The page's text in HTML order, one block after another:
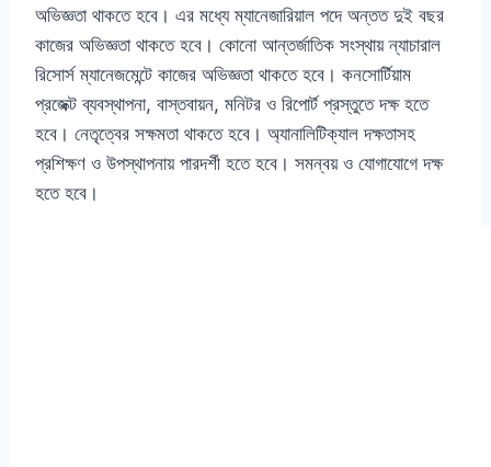
অভিজ্ঞতা থাকতে হবে। এর মধ্যে ম্যানেজারিয়াল পদে অন্তত দুই বছর
কাজের অভিজ্ঞতা থাকতে হবে। কোনো আন্তর্জাতিক সংস্থায় ন্যাচারাল
রিসোর্স ম্যানেজমেন্টে কাজের অভিজ্ঞতা থাকতে হবে। কনসোর্টিয়াম
প্রজেক্ট ব্যবস্থাপনা, বাস্তবায়ন, মনিটর ও রিপোর্ট প্রস্তুতে দক্ষ হতে
হবে। নেতৃত্বের সক্ষমতা থাকতে হবে। অ্যানালিটিক্যাল দক্ষতাসহ
প্রশিক্ষণ ও উপস্থাপনায় পারদর্শী হতে হবে। সমন্বয় ও যোগাযোগে দক্ষ
হতে হবে।